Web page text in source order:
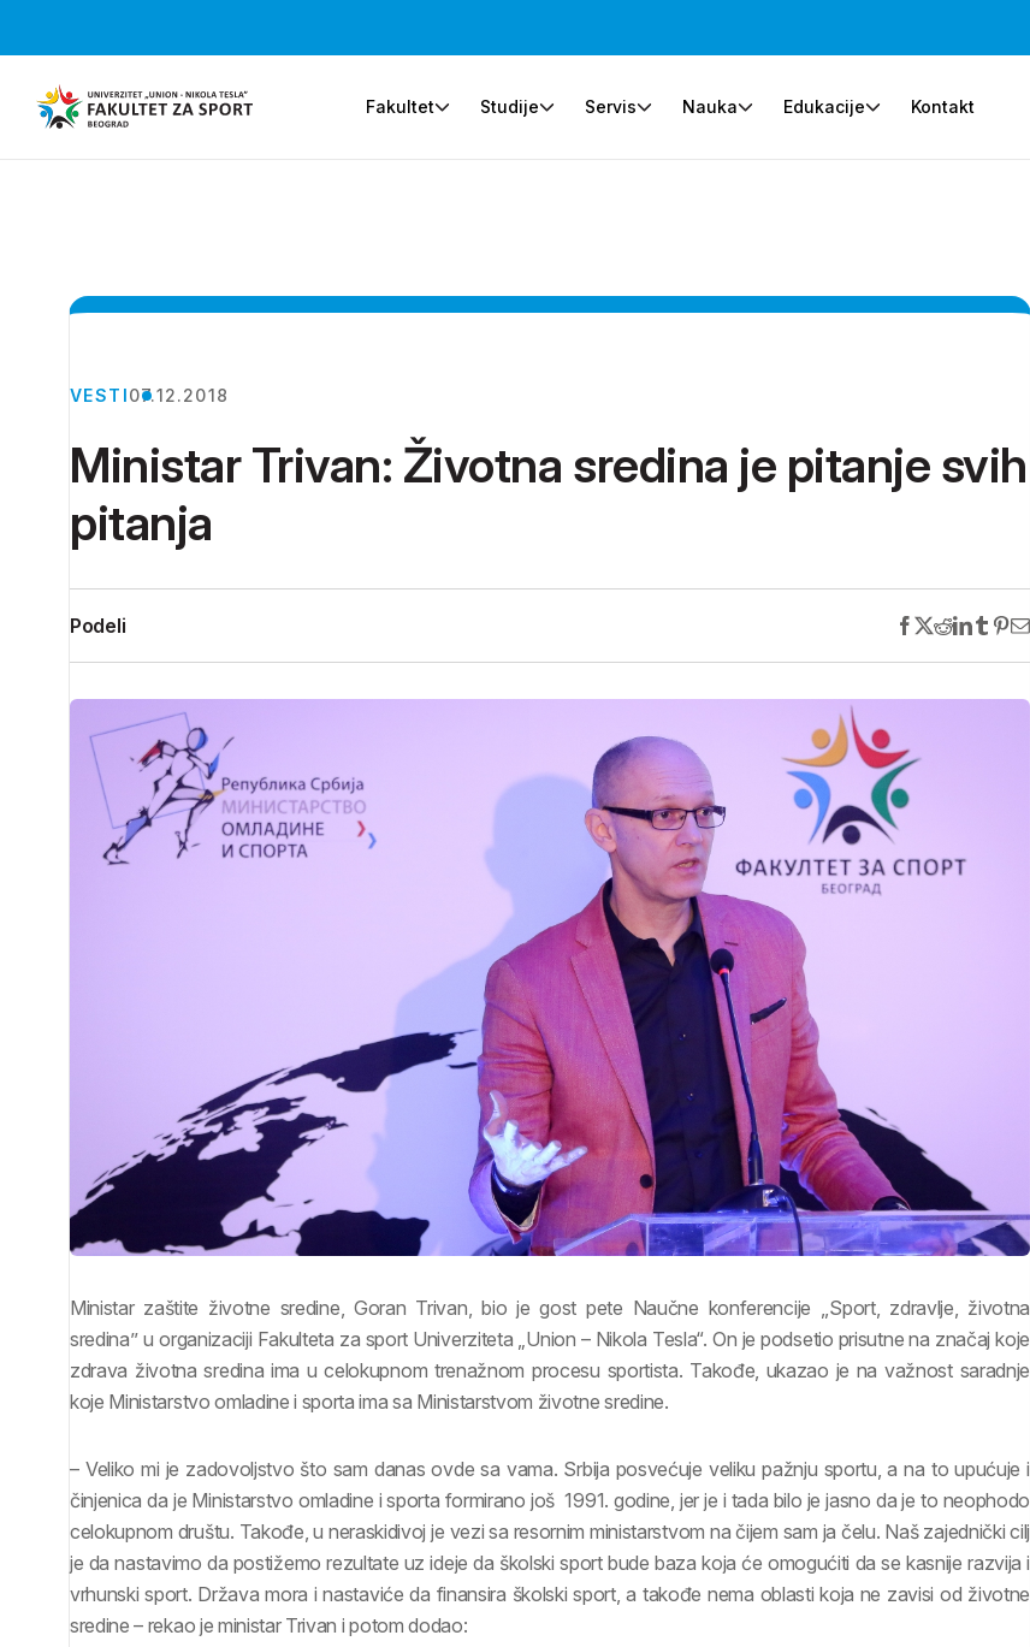
Fakultet Studije Servis Nauka Edukacije Kontakt
VESTI07.12.2018
Ministar Trivan: Životna sredina je pitanje svih
pitanja
Podeli
Ministar zaštite životne sredine, Goran Trivan, bio je gost pete Naučne konferencije ,,Sport, zdravlje, životna
sredina’’ u organizaciji Fakulteta za sport Univerziteta „Union – Nikola Tesla“. On je podsetio prisutne na značaj koje
zdrava životna sredina ima u celokupnom trenažnom procesu sportista. Takođe, ukazao je na važnost saradnje
koje Ministarstvo omladine i sporta ima sa Ministarstvom životne sredine.
– Veliko mi je zadovoljstvo što sam danas ovde sa vama. Srbija posvećuje veliku pažnju sportu, a na to upućuje i
činjenica da je Ministarstvo omladine i sporta formirano još 1991. godine, jer je i tada bilo je jasno da je to neophodo
celokupnom društu. Takođe, u neraskidivoj je vezi sa resornim ministarstvom na čijem sam ja čelu. Naš zajednički cilj
je da nastavimo da postižemo rezultate uz ideje da školski sport bude baza koja će omogućiti da se kasnije razvija i
vrhunski sport. Država mora i nastaviće da finansira školski sport, a takođe nema oblasti koja ne zavisi od životne
sredine – rekao je ministar Trivan i potom dodao: